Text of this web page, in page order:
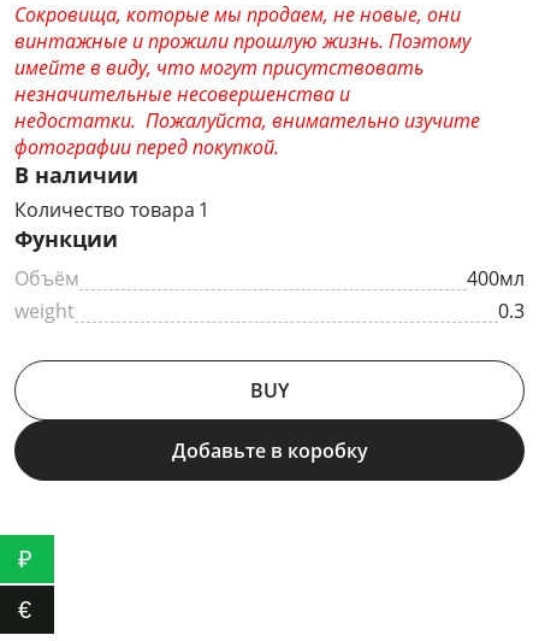
Сокровища, которые мы продаем, не новые, они
винтажные и прожили прошлую жизнь. Поэтому
имейте в виду, что могут присутствовать
незначительные несовершенства и
недостатки. Пожалуйста, внимательно изучите
фотографии перед покупкой.
В наличии
Количество товара 1
Функции
Объём
400мл
weight
0.3
BUY
Добавьте в коробку
₽
€